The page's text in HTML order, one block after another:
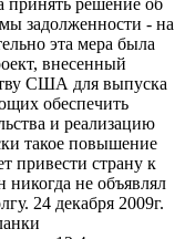
принять решение об
задолженности - на
эта мера была
внесенный
США для выпуска
обеспечить
и реализацию
такое повышение
привести страну к
никогда не объявлял
24 декабря 2009г.